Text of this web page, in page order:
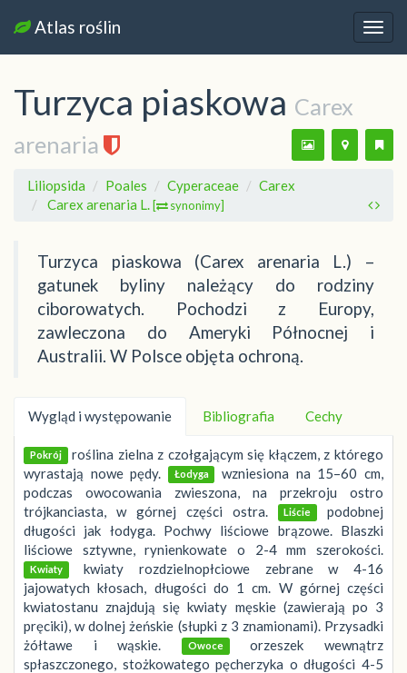
Atlas roślin
Turzyca piaskowa Carex
arenaria
Liliopsida Poales Cyperaceae
Carex
Carex arenaria L. [ synonimy]
Turzyca piaskowa (Carex arenaria L.) –
gatunek byliny należący do rodziny
ciborowatych. Pochodzi z Europy,
zawleczona do Ameryki Północnej i
Australii. W Polsce objęta ochroną.
Wygląd i występowanie Bibliografia Cechy
Pokrój roślina zielna z czołgającym się kłączem, z którego
wyrastają nowe pędy.
Łodyga
wzniesiona na 15–60 cm,
podczas owocowania zwieszona, na przekroju ostro
trójkanciasta, w górnej części ostra.
Liście
podobnej
długości jak łodyga. Pochwy liściowe brązowe. Blaszki
liściowe sztywne, rynienkowate o 2-4 mm szerokości.
Kwiaty kwiaty rozdzielnopłciowe zebrane w 4-16
jajowatych kłosach, długości do 1 cm. W górnej części
kwiatostanu znajdują się kwiaty męskie (zawierają po 3
pręciki), w dolnej żeńskie (słupki z 3 znamionami). Przysadki
żółtawe i wąskie.
Owoce orzeszek wewnątrz
spłaszczonego, stożkowatego pęcherzyka o długości 4-5